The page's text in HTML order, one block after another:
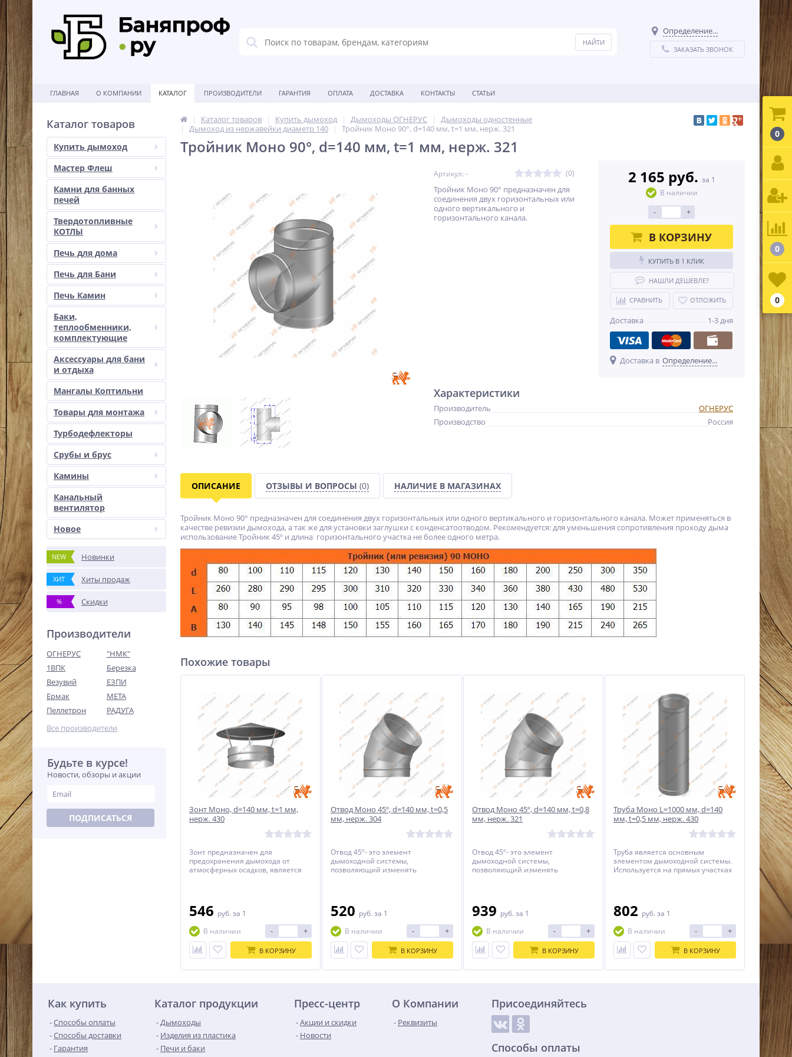
Определение...
ЗАКАЗАТЬ ЗВОНОК
ГЛАВНАЯ О КОМПАНИИ КАТАЛОГ ПРОИЗВОДИТЕЛИ ГАРАНТИЯ ОПЛАТА ДОСТАВКА КОНТАКТЫ СТАТЬИ
Каталог товаров
Купить дымоход
Мастер Флеш
Камни для банных
печей
Твердотопливные
КОТЛЫ
Печь для дома
Печь для Бани
Печь Камин
Баки,
теплообменники,
комплектующие
Аксессуары для бани
и отдыха
Мангалы Коптильни
Товары для монтажа
Турбодефлекторы
Срубы и брус
Камины
Канальный
вентилятор
Новое
NEW Новинки
ХИТ Хиты продаж
% Скидки
Производители
ОГНЕРУС
"НМК"
1ВПК
Березка
Везувий
ЕЗПИ
Ермак
МЕТА
Пеллетрон
РАДУГА
Все производители
Будьте в курсе!
Новости, обзоры и акции
ПОДПИСАТЬСЯ
Каталог товаров Купить дымоход Дымоходы ОГНЕРУС
Дымоходы одностенные
Дымоход из нержавейки диаметр 140
Тройник Моно 90°, d=140 мм, t=1 мм, нерж. 321
Тройник Моно 90°, d=140 мм, t=1 мм, нерж. 321
Артикул: - (0)
Тройник Моно 90° предназначен для
соединения двух горизонтальных или
одного вертикального и
горизонтального канала.
2 165 руб. за 1
В наличии
- +
В КОРЗИНУ
КУПИТЬ В 1 КЛИК
НАШЛИ ДЕШЕВЛЕ?
СРАВНИТЬ ОТЛОЖИТЬ
Доставка 1-3 дня
Доставка в Определение...
Характеристики
Производитель
ОГНЕРУС
Производство
Россия
ОПИСАНИЕ ОТЗЫВЫ И ВОПРОСЫ (0) НАЛИЧИЕ В МАГАЗИНАХ
Тройник Моно 90° предназначен для соединения двух горизонтальных или одного вертикального и горизонтального канала. Может применяться в
качестве ревизии дымохода, а так же для установки заглушки с конденсатоотводом. Рекомендуется: для уменьшения сопротивления проходу дыма
использование Тройник 45º и длина горизонтального участка не более одного метра.
Похожие товары
Зонт Моно, d=140 мм, t=1 мм,
нерж. 430
Зонт предназначен для
предохранения дымохода от
атмосферных осадков, является
546 руб. за 1
В наличии
- +
В КОРЗИНУ
Отвод Моно 45º, d=140 мм, t=0,5
мм, нерж. 304
Отвод 45º- это элемент
дымоходной системы,
позволяющий изменять
дымоход в нужном направлении.
Выполняется из цилиндрических
секторов, соединенных под
определенным углом.
520 руб. за 1
В наличии
- +
В КОРЗИНУ
Отвод Моно 45º, d=140 мм, t=0,8
мм, нерж. 321
Отвод 45º- это элемент
дымоходной системы,
позволяющий изменять
дымоход в нужном направлении.
Выполняется из цилиндрических
секторов, соединенных под
определенным углом.
939 руб. за 1
В наличии
- +
В КОРЗИНУ
Труба Моно L=1000 мм, d=140
мм, t=0,5 мм, нерж. 430
Труба является основным
элементом дымоходной системы.
Используется на прямых участках
802 руб. за 1
В наличии
- +
В КОРЗИНУ
Как купить
Способы оплаты
Способы доставки
Гарантия
Каталог продукции
Дымоходы
Изделия из пластика
Печи и баки
Пресс-центр
Акции и скидки
Новости
О Компании
Реквизиты
Присоединяйтесь
Способы оплаты
0
0
0